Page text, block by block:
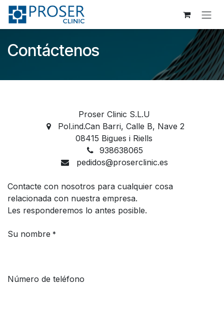
Ir al contenido
Contáctenos
Proser Clinic S.L.U
Pol.ind.Can Barri, Calle B, Nave 2
08415 Bigues i Riells
938638065
pedidos@proserclinic.es
Contacte con nosotros para cualquier cosa
relacionada con nuestra empresa.
Les responderemos lo antes posible.
Su nombre *
Número de teléfono